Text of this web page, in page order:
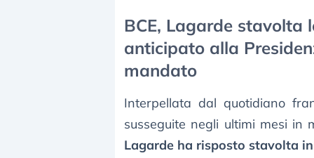
BCE, Lagarde stavolta
anticipato alla
mandato
Interpellata dal quotidiano
susseguite negli ultimi mesi in
Lagarde ha risposto stavolta